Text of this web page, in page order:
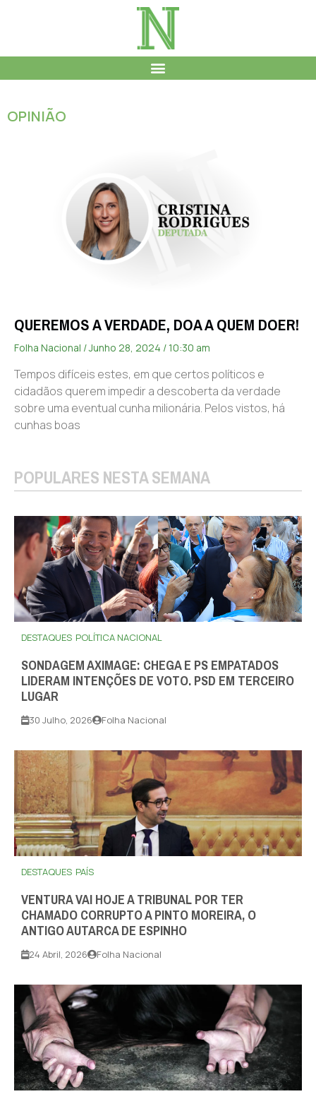
OPINIÃO
QUEREMOS A VERDADE, DOA A QUEM DOER!
Folha Nacional Junho 28, 2024 10:30 am
Tempos difíceis estes, em que certos políticos e
cidadãos querem impedir a descoberta da verdade
sobre uma eventual cunha milionária. Pelos vistos, há
cunhas boas
POPULARES NESTA SEMANA
DESTAQUES POLÍTICA NACIONAL
SONDAGEM AXIMAGE: CHEGA E PS EMPATADOS
LIDERAM INTENÇÕES DE VOTO. PSD EM TERCEIRO
LUGAR
30 Julho, 2026 Folha Nacional
DESTAQUES PAÍS
VENTURA VAI HOJE A TRIBUNAL POR TER
CHAMADO CORRUPTO A PINTO MOREIRA, O
ANTIGO AUTARCA DE ESPINHO
24 Abril, 2026 Folha Nacional